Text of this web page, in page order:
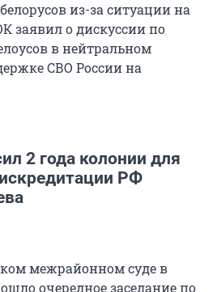
из-за ситуации на
заявил о дискуссии по
в нейтральном
СВО России на
2 года колонии для
РФ
межрайонном суде в
очередное заседание по